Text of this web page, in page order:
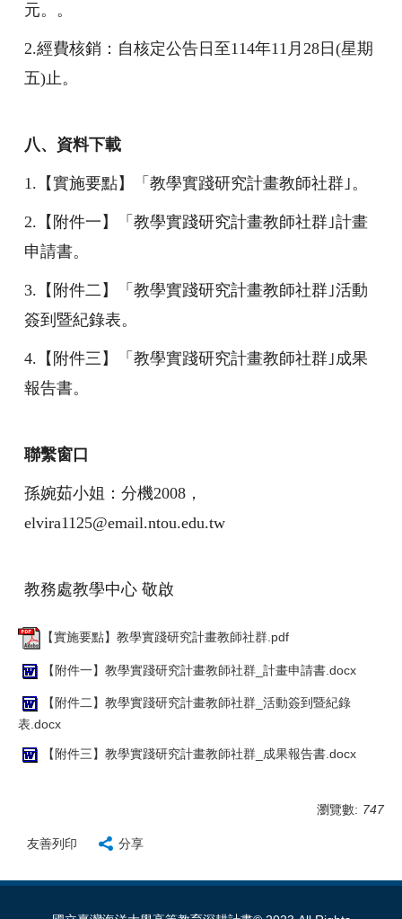
元。。
2.經費核銷：自核定公告日至114年11月28日(星期
五)止。
八、資料下載
1. 【實施要點】「教學實踐研究計畫教師社群｣。
2. 【附件一】「教學實踐研究計畫教師社群｣計畫
申請書。
3. 【附件二】「教學實踐研究計畫教師社群｣活動
簽到暨紀錄表。
4. 【附件三】「教學實踐研究計畫教師社群｣成果
報告書。
聯繫窗口
孫婉茹小姐：分機2008，
elvira1125@email.ntou.edu.tw
教務處教學中心 敬啟
【實施要點】教學實踐研究計畫教師社群.pdf
【附件一】教學實踐研究計畫教師社群_計畫申請書.docx
【附件二】教學實踐研究計畫教師社群_活動簽到暨紀錄
表.docx
【附件三】教學實踐研究計畫教師社群_成果報告書.docx
瀏覽數: 747
友善列印 分享